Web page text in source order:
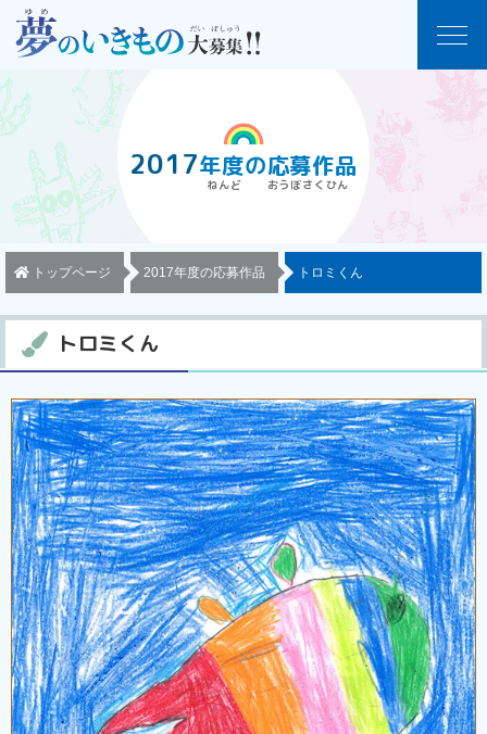
2017年度の応募作品
トップページ 2017年度の応募作品 トロミくん
トロミくん